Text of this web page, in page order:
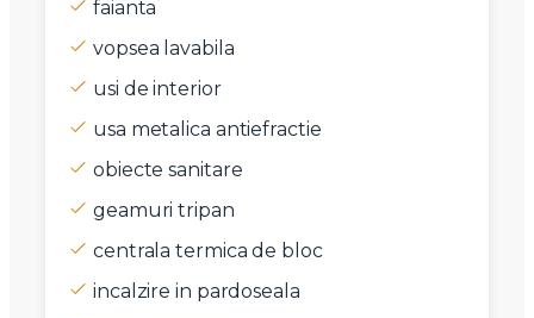
faianta
vopsea lavabila
usi de interior
usa metalica antiefractie
obiecte sanitare
geamuri tripan
centrala termica de bloc
incalzire in pardoseala